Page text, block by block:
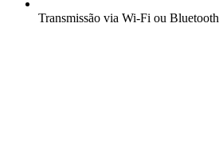
Transmissão via Wi-Fi ou Bluetooth